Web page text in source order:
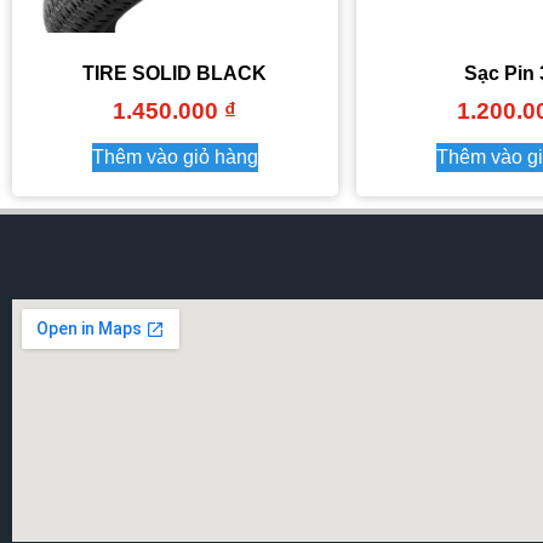
TIRE SOLID BLACK
1.450.000 ₫
Thêm vào giỏ hàng
Sạc Pin
Thêm vào